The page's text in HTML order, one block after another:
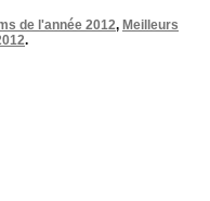
de l'année 2012, Meilleurs
.